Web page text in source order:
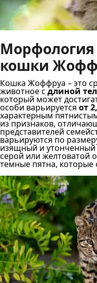
кошки
Кошка Жоффруа – это
животное с длиной
который может
особи варьируется от
характерным
из признаков,
представителей
варьируются по
изящный и утонченный
серой или желтоватой
темные пятна, которые